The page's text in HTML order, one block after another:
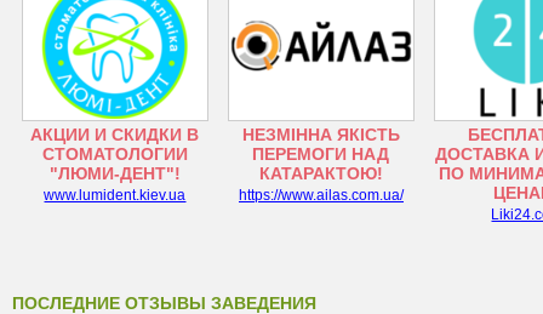
АКЦИИ И СКИДКИ В
СТОМАТОЛОГИИ
"ЛЮМИ-ДЕНТ"!
www.lumident.kiev.ua
НЕЗМІННА ЯКІСТЬ
ПЕРЕМОГИ НАД
КАТАРАКТОЮ!
https://www.ailas.com.ua/
ДОСТАВКА
ПО
ПОСЛЕДНИЕ ОТЗЫВЫ ЗАВЕДЕНИЯ